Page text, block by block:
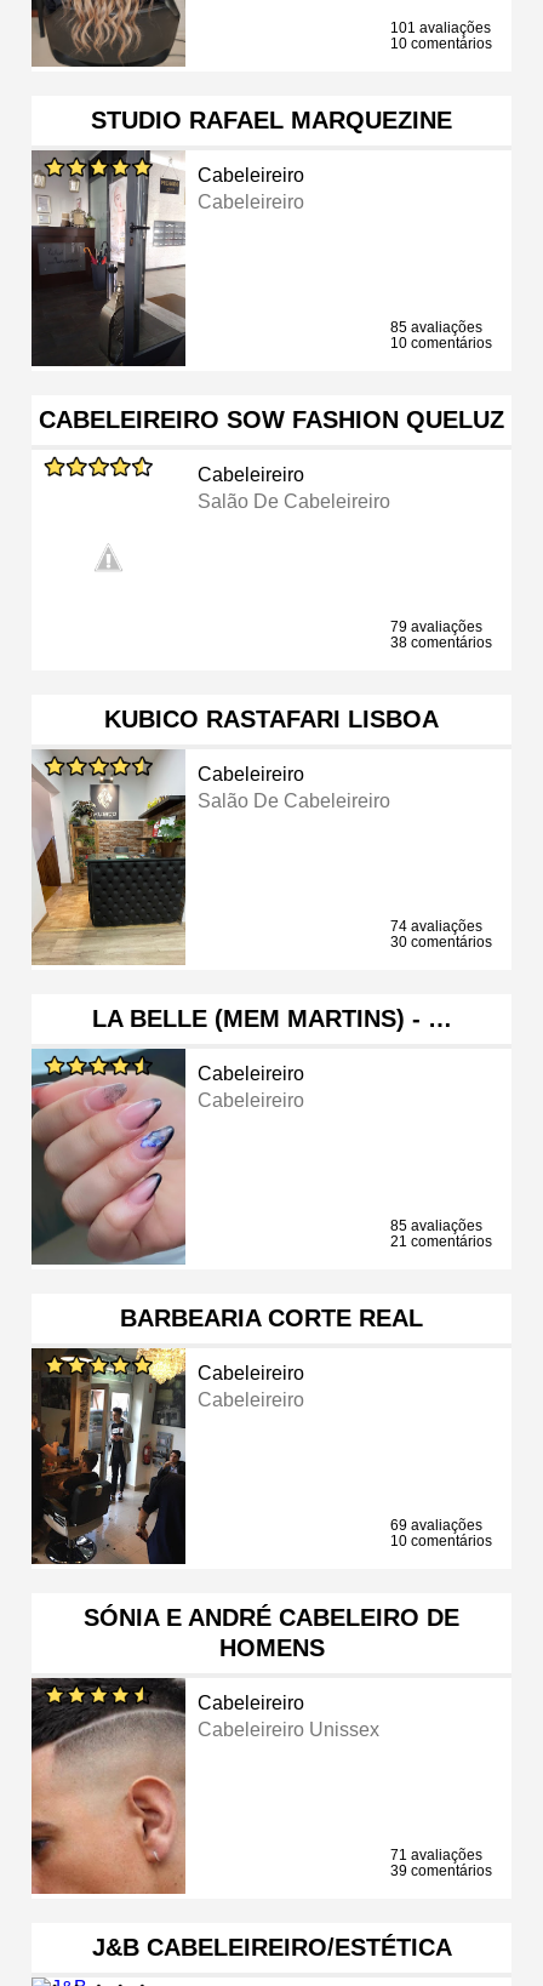
101 avaliações
10 comentários
STUDIO RAFAEL MARQUEZINE
Cabeleireiro
Cabeleireiro
85 avaliações
10 comentários
CABELEIREIRO SOW FASHION QUELUZ
Cabeleireiro
Salão De Cabeleireiro
79 avaliações
38 comentários
KUBICO RASTAFARI LISBOA
Cabeleireiro
Salão De Cabeleireiro
74 avaliações
30 comentários
LA BELLE (MEM MARTINS) - …
Cabeleireiro
Cabeleireiro
85 avaliações
21 comentários
BARBEARIA CORTE REAL
Cabeleireiro
Cabeleireiro
69 avaliações
10 comentários
SÓNIA E ANDRÉ CABELEIRO DE
HOMENS
Cabeleireiro
Cabeleireiro Unissex
71 avaliações
39 comentários
J&B CABELEIREIRO/ESTÉTICA